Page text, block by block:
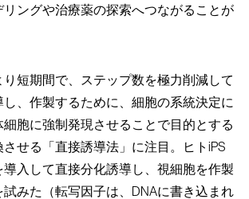
ングや治療薬の探索へつながることが
短期間で、ステップ数を極力削減して
、作製するために、細胞の系統決定に
胞に強制発現させることで目的とする
せる「直接誘導法」に注目。ヒトiPS
入して直接分化誘導し、視細胞を作製
みた（転写因子は、DNAに書き込まれ